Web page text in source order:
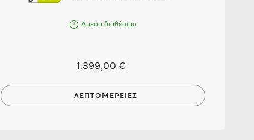
Άμεσα διαθέσιμο
1.399,00 €
ΛΕΠΤΟΜΈΡΕΙΕΣ